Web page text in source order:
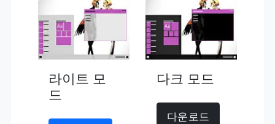
라이트 모
드
다크 모드
다운로드